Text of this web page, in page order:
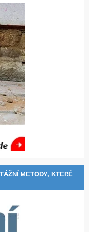
METODY, KTERÉ